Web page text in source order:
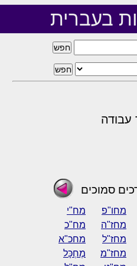
בעברית
עבודה
סמוכים
מחו"פ
מח"י
מחז"ה
מח"כ
מחז"ל
מחכ"א
מחז"מ
מֶחְכָּל